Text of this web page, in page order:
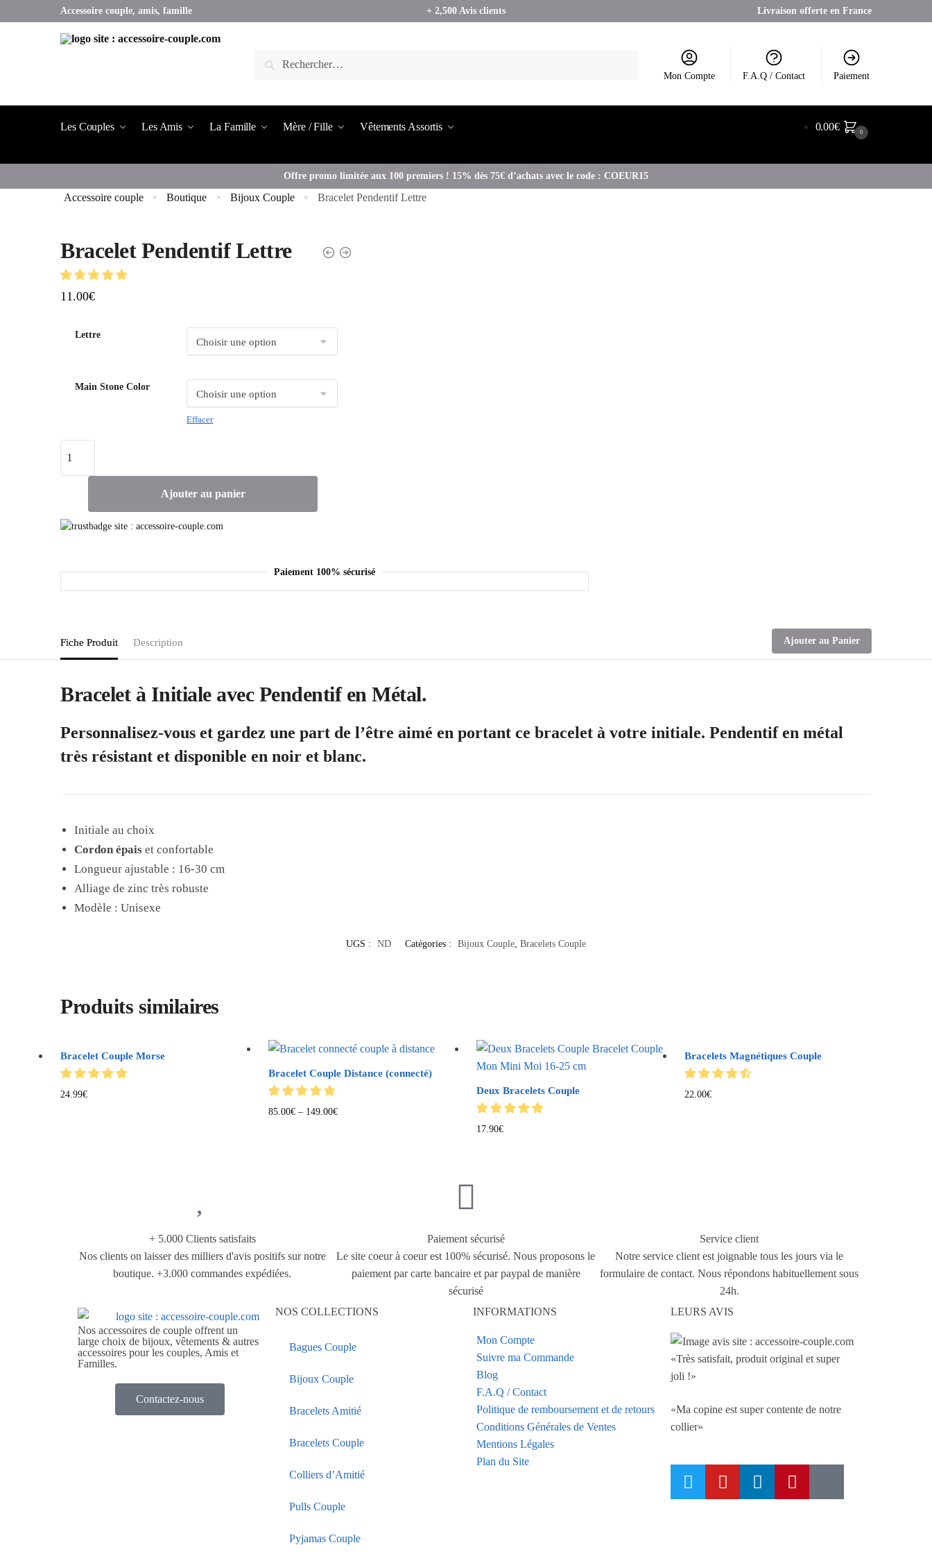
Accessoire couple, amis, famille + 2,500 Avis clients Livraison offerte en France
Mon Compte F.A.Q / Contact Paiement
Les Couples Les Amis La Famille Mère / Fille Vêtements Assortis 0.00€ 0
Offre promo limitée aux 100 premiers ! 15% dès 75€ d’achats avec le code : COEUR15
Accessoire couple » Boutique » Bijoux Couple » Bracelet Pendentif Lettre
Bracelet Pendentif Lettre
11.00€
Lettre
Main Stone Color
Effacer
Ajouter au panier
Paiement 100% sécurisé
Fiche Produit Description Ajouter au Panier
Bracelet à Initiale avec Pendentif en Métal.
Personnalisez-vous et gardez une part de l’être aimé en portant ce bracelet à votre initiale. Pendentif en métal
très résistant et disponible en noir et blanc.
Initiale au choix
Cordon épais et confortable
Longueur ajustable : 16-30 cm
Alliage de zinc très robuste
Modèle : Unisexe
UGS : ND Catégories : Bijoux Couple Bracelets Couple
Produits similaires
Bracelet Couple Morse
24.99€
Bracelet Couple Distance (connecté)
85.00€ – 149.00€
Deux Bracelets Couple
17.90€
Bracelets Magnétiques Couple
22.00€
+ 5.000 Clients satisfaits
Nos clients on laisser des milliers d'avis positifs sur notre
boutique. +3.000 commandes expédiées.
Paiement sécurisé
Le site coeur à coeur est 100% sécurisé. Nous proposons le
paiement par carte bancaire et par paypal de manière
sécurisé
Service client
Notre service client est joignable tous les jours via le
formulaire de contact. Nous répondons habituellement sous
24h.
Nos accessoires de couple offrent un
large choix de bijoux, vêtements & autres
accessoires pour les couples, Amis et
Familles.
Contactez-nous
NOS COLLECTIONS
Bagues Couple
Bijoux Couple
Bracelets Amitié
Bracelets Couple
Colliers d’Amitié
Pulls Couple
Pyjamas Couple
INFORMATIONS
Mon Compte
Suivre ma Commande
Blog
F.A.Q / Contact
Politique de remboursement et de retours
Conditions Générales de Ventes
Mentions Légales
Plan du Site
LEURS AVIS
«Très satisfait, produit original et super
joli !»
«Ma copine est super contente de notre
collier»